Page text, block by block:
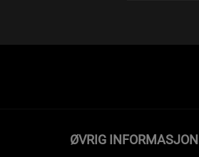
ØVRIG INFORMASJON